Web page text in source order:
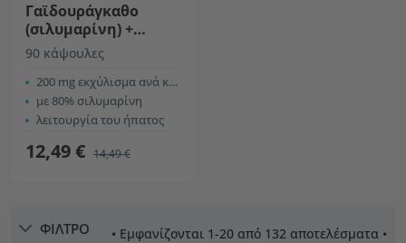
Γαϊδουράγκαθο
(σιλυμαρίνη) +
χολίνη
90 κάψουλες
200 mg εκχύλισμα ανά κάψουλα
με 80% σιλυμαρίνη
λειτουργία του ήπατος
12,49 € 14,49 €
ΦΙΛΤΡΟ • Εμφανίζονται 1-20 από 132 αποτελέσματα •